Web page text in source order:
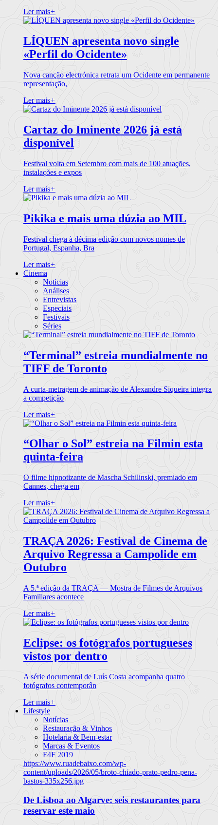
Ler mais+
LÍQUEN apresenta novo single
«Perfil do Ocidente»
Nova canção electrónica retrata um Ocidente em permanente
representação,
Ler mais+
Cartaz do Iminente 2026 já está
disponível
Festival volta em Setembro com mais de 100 atuações,
instalações e expos
Ler mais+
Pikika e mais uma dúzia ao MIL
Festival chega à décima edição com novos nomes de
Portugal, Espanha, Bra
Ler mais+
Cinema
Notícias
Análises
Entrevistas
Especiais
Festivais
Séries
“Terminal” estreia mundialmente no
TIFF de Toronto
A curta-metragem de animação de Alexandre Siqueira integra
a competição
Ler mais+
“Olhar o Sol” estreia na Filmin esta
quinta-feira
O filme hipnotizante de Mascha Schilinski, premiado em
Cannes, chega em
Ler mais+
TRAÇA 2026: Festival de Cinema de
Arquivo Regressa a Campolide em
Outubro
A 5.ª edição da TRAÇA — Mostra de Filmes de Arquivos
Familiares acontece
Ler mais+
Eclipse: os fotógrafos portugueses
vistos por dentro
A série documental de Luís Costa acompanha quatro
fotógrafos contemporân
Ler mais+
Lifestyle
Notícias
Restauração & Vinhos
Hotelaria & Bem-estar
Marcas & Eventos
F4F 2019
https://www.ruadebaixo.com/wp-
content/uploads/2026/05/broto-chiado-prato-pedro-pena-
bastos-335x256.jpg
De Lisboa ao Algarve: seis restaurantes para
reservar este maio